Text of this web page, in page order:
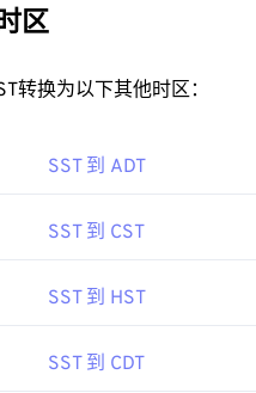
区
转换为以下其他时区：
SST 到 ADT
SST 到 CST
SST 到 HST
SST 到 CDT